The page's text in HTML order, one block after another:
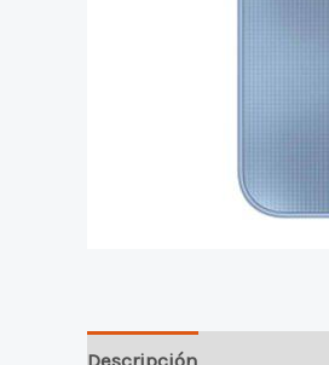
Descripción